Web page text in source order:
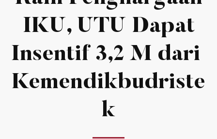
IKU, UTU Dapat
Insentif 3,2 M dari
Kemendikbudriste
k